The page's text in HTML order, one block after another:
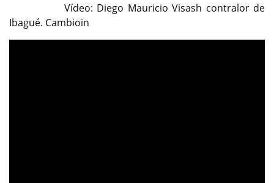
Vídeo: Diego Mauricio Visash contralor de
Ibagué. Cambioin